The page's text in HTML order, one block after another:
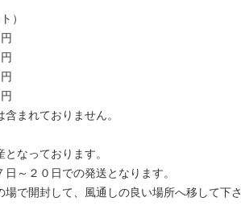
）
まれておりません。
なっております。
～２０日での発送となります。
場で開封して、風通しの良い場所へ移して下さ